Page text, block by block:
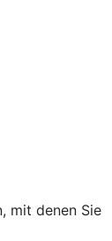
mit denen Sie